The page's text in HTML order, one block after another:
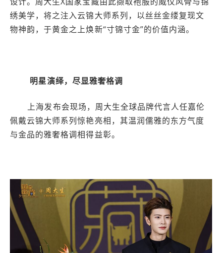
绣美学，将之注入云锦大师系列，以丝丝金缕复现文
物神韵，于黄金之上焕新“寸锦寸金”的价值内涵。
明星演绎，尽显雅奢格调
上海发布会现场，周大生全球品牌代言人任嘉伦
佩戴云锦大师系列惊艳亮相，其温润儒雅的东方气度
与金品的雅奢格调相得益彰。